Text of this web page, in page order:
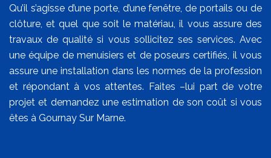
Qu’il s’agisse d’une porte, d’une fenêtre, de portails ou de
clôture, et quel que soit le matériau, il vous assure des
travaux de qualité si vous sollicitez ses services. Avec
une équipe de menuisiers et de poseurs certifiés, il vous
assure une installation dans les normes de la profession
et répondant à vos attentes. Faites –lui part de votre
projet et demandez une estimation de son coût si vous
êtes à Gournay Sur Marne.